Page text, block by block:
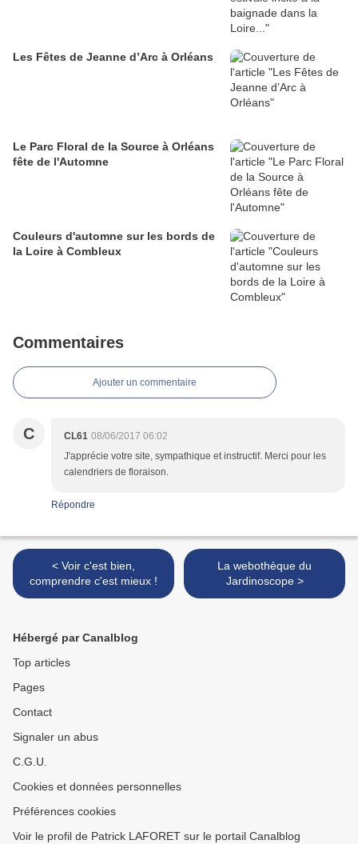
Les Fêtes de Jeanne d’Arc à Orléans
Le Parc Floral de la Source à Orléans
fête de l'Automne
Couleurs d'automne sur les bords de
la Loire à Combleux
Commentaires
Ajouter un commentaire
C CL61 08/06/2017 06:02
J'apprécie votre site, sympathique et instructif. Merci pour les
calendriers de floraison.
Répondre
< Voir c'est bien,
comprendre c'est mieux !
La webothèque du
Jardinoscope >
Hébergé par Canalblog
Top articles
Pages
Contact
Signaler un abus
C.G.U.
Cookies et données personnelles
Préférences cookies
Voir le profil de Patrick LAFORET sur le portail Canalblog